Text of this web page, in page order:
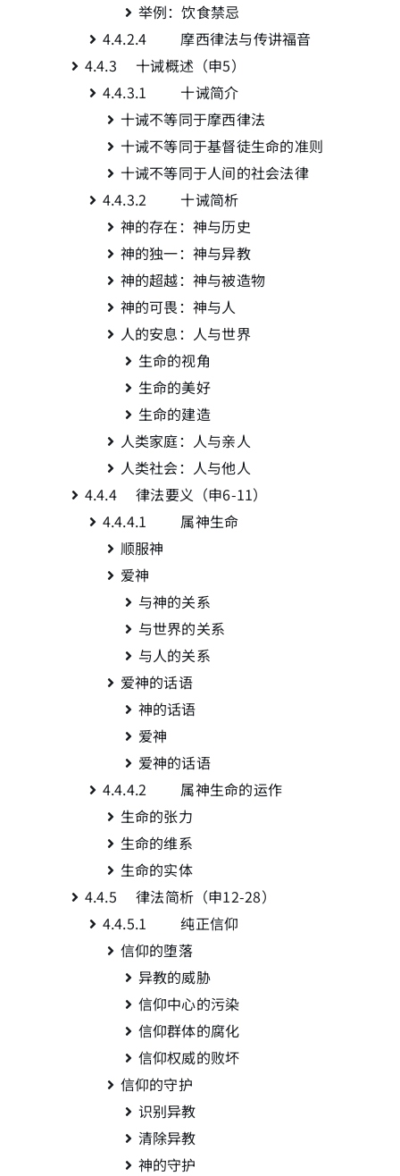
举例：饮食禁忌
4.4.2.4 摩西律法与传讲福音
4.4.3 十诫概述（申5）
4.4.3.1 十诫简介
十诫不等同于摩西律法
十诫不等同于基督徒生命的准则
十诫不等同于人间的社会法律
4.4.3.2 十诫简析
神的存在：神与历史
神的独一：神与异教
神的超越：神与被造物
神的可畏：神与人
人的安息：人与世界
生命的视角
生命的美好
生命的建造
人类家庭：人与亲人
人类社会：人与他人
4.4.4 律法要义（申6-11）
4.4.4.1 属神生命
顺服神
爱神
与神的关系
与世界的关系
与人的关系
爱神的话语
神的话语
爱神
爱神的话语
4.4.4.2 属神生命的运作
生命的张力
生命的维系
生命的实体
4.4.5 律法简析（申12-28）
4.4.5.1 纯正信仰
信仰的堕落
异教的威胁
信仰中心的污染
信仰群体的腐化
信仰权威的败坏
信仰的守护
识别异教
清除异教
神的守护